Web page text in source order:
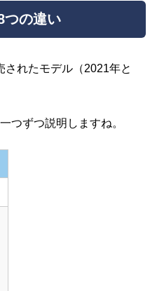
つの違い
されたモデル（2021年と
つずつ説明しますね。